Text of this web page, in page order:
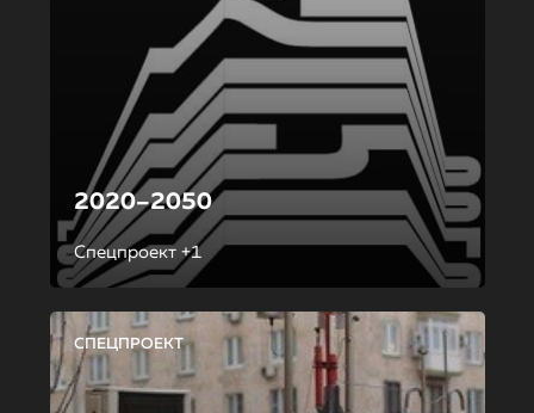
2020–2050
Спецпроект +1
СПЕЦПРОЕКТ